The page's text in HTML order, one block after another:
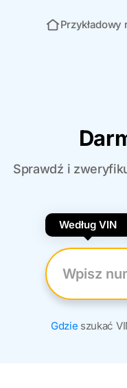
Strona główna
Przykładowy
Sprawdź i
Według VIN
Wpisz
Gdzie szukać